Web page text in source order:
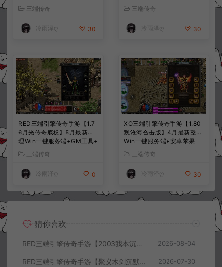
安卓+详细搭建教程
三端传奇
冷雨泽ღ 30
PC安卓苹果+详细搭建教程
三端传奇
冷雨泽ღ 30
RED三端引擎传奇手游【1.7
6月光传奇底板】5月最新整
理Win一键服务端+GM工具+
PC安卓苹果+详细搭建教程
三端传奇
冷雨泽ღ 0
XO三端引擎传奇手游【1.80
观沧海合击版】4月最新整理
Win一键服务端+安卓苹果
+详细搭建教程
三端传奇
冷雨泽ღ 30
猜你喜欢
RED三端引擎传奇手游【2003我本沉默三职业】8月最新整理Win一键服务端+PC安卓+详细搭建教程 2026-08-04
RED三端引擎传奇手游【聚义木剑沉默高仿嘟嘟沉默】7月最新整理Win一键服务端+PC安卓苹果+详细搭建教程 2026-07-30